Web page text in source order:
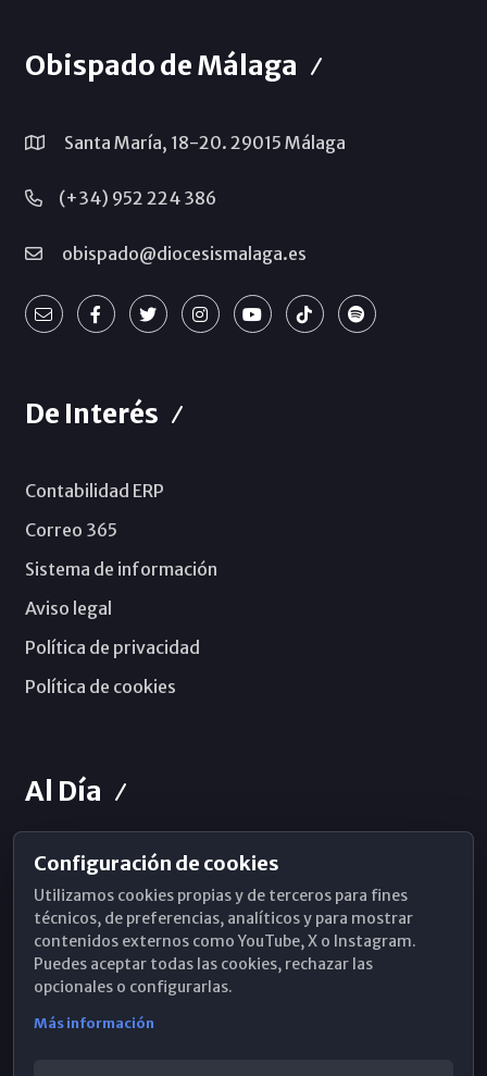
Obispado de Málaga
Santa María, 18-20. 29015 Málaga
(+34) 952 224 386
obispado@diocesismalaga.es
De Interés
Contabilidad ERP
Correo 365
Sistema de información
Aviso legal
Política de privacidad
Política de cookies
Al Día
Horarios de Misa
Hemeroteca
WhatsApp
Configuración de cookies
Utilizamos cookies propias y de terceros para fines
técnicos, de preferencias, analíticos y para mostrar
contenidos externos como YouTube, X o Instagram.
Puedes aceptar todas las cookies, rechazar las
opcionales o configurarlas.
Más información